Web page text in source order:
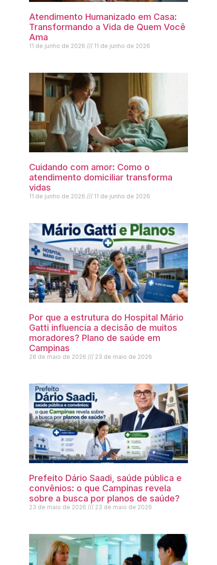
Atendimento Humanizado em Casa:
Transformando a Vida de Quem Você
Ama
11 de junho de 2026 11 de junho de 2026
Cuidando com amor: Como o
atendimento domiciliar transforma
vidas
11 de junho de 2026 11 de junho de 2026
Por que a estrutura do Hospital Mário
Gatti influencia a decisão de muitos
moradores? Plano de saúde em
Campinas
28 de maio de 2026 23 de maio de 2026
Prefeito Dário Saadi, saúde pública e
convênios: o que Campinas revela
sobre a busca por planos de saúde?
23 de maio de 2026 23 de maio de 2026